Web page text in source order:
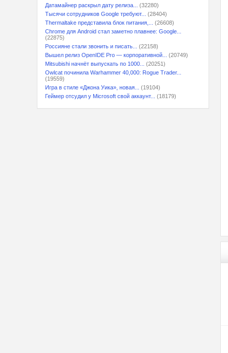
Датамайнер раскрыл дату релиза...
(32280)
Тысячи сотрудников Google требуют...
(28404)
Thermaltake представила блок питания,...
(26608)
Chrome для Android стал заметно плавнее: Google...
(22875)
Россияне стали звонить и писать...
(22158)
Вышел релиз OpenIDE Pro — корпоративной...
(20749)
Mitsubishi начнёт выпускать по 1000...
(20251)
Owlcat починила Warhammer 40,000: Rogue Trader...
(19559)
Игра в стиле «Джона Уика», новая...
(19104)
Геймер отсудил у Microsoft свой аккаунт...
(18179)